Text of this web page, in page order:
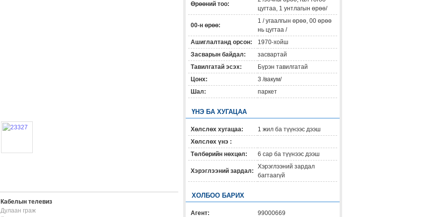
Кабелын телевиз
Дулаан граж
Өрөөний тоо:
цугтаа, 1 унтлагын өрөө/
00-н өрөө:
1 / угаалгын өрөө, 00 өрөө
нь цугтаа /
Ашиглалтанд орсон:
1970-хойш
Засварын байдал:
засвартай
Тавилгатай эсэх:
Бүрэн тавилгатай
Цонх:
3 /вакум/
Шал:
паркет
ҮНЭ БА ХУГАЦАА
Хөлслөх хугацаа:
1 жил ба түүнээс дээш
Хөлслөх үнэ :
Төлбөрийн нөхцөл:
6 сар ба түүнээс дээш
Хэрэглээний зардал:
Хэрэглээний зардал
багтаагүй
ХОЛБОО БАРИХ
Агент:
99000669